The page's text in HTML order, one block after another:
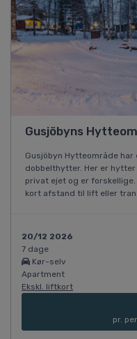
Gusjöbyns
Gusjöbyn Hytteområde
dobbelthytter. Her er
privat ejet og er
kort afstand til lift eller
20/12 2026
7 dage
Kør-selv
Apartment
Ekskl. liftkort
pr.